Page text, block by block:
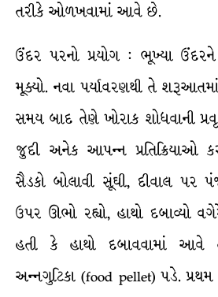
તરીકે ઓળખવામાં આવે છે.
ઉંદર પરનો પ્રયોગ : ભૂખ્યા ઉંદરને
મૂક્યો. નવા પર્યાવરણથી તે
સમય બાદ તેણે ખોરાક શોધવાની
જુદી અનેક આપન્ન પ્રતિક્રિયાઓ
સૈડકો બોલાવી સૂંઘી, દીવાલ પર
ઉપર ઊભો રહ્યો, હાથો દબાવ્યો
હતી કે હાથો દબાવવામાં આવે
અન્નગુટિકા (food pellet) પડે. પ્રથમ